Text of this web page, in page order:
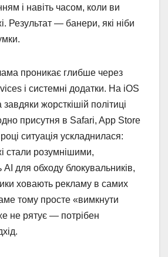
і навіть часом, коли ви
Результат — банери, які ніби
проникає глибше через
і системні додатки. На iOS
жорсткішій політиці
присутня в Safari, App Store
ситуація ускладнилася:
стали розумнішими,
для обходу блокувальників,
ховають рекламу в самих
тому просте «вимкнути
не рятує — потрібен